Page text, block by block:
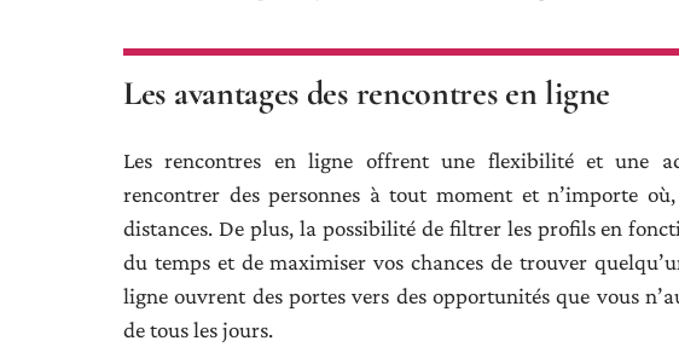
Les avantages des rencontres en ligne
Les rencontres en ligne offrent une flexibilité et une
rencontrer des personnes à tout moment et n’importe
distances. De plus, la possibilité de filtrer les profils en
du temps et de maximiser vos chances de trouver
ligne ouvrent des portes vers des opportunités que vous
de tous les jours.